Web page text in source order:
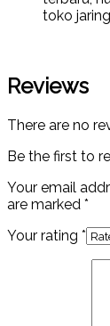
toko
Reviews
There are no
Be the first to
Your email
are marked *
Your rating *